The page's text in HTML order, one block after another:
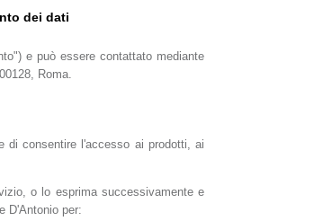
dei dati
e può essere contattato mediante
Roma.
di consentire l'accesso ai prodotti, ai
o lo esprima successivamente e
D'Antonio per: